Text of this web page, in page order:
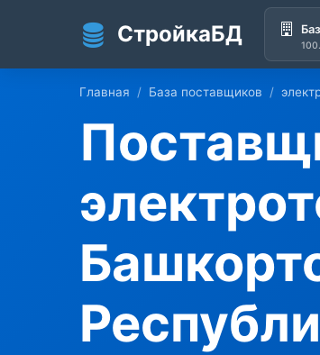
СтройкаБД
Главная База поставщиков